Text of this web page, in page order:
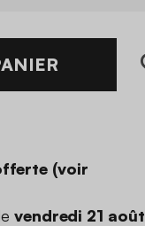
(voir
vendredi 21 août